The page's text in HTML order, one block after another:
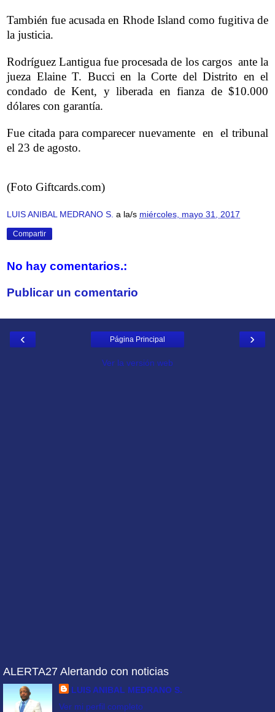
También fue acusada en Rhode Island como fugitiva de
la justicia.
Rodríguez Lantigua fue procesada de los cargos ante la
jueza Elaine T. Bucci en la Corte del Distrito en el
condado de Kent, y liberada en fianza de $10.000
dólares con garantía.
Fue citada para comparecer nuevamente en el tribunal
el 23 de agosto.
(Foto Giftcards.com)
LUIS ANIBAL MEDRANO S. a la/s miércoles, mayo 31, 2017
Compartir
No hay comentarios.:
Publicar un comentario
‹ ›
Página Principal
Ver la versión web
ALERTA27 Alertando con noticias
LUIS ANIBAL MEDRANO S.
Ver mi perfil completo